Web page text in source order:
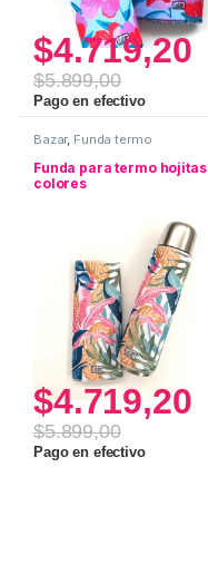
$4.719,20
$5.899,00
Pago en efectivo
Bazar, Funda termo
Funda para termo hojitas
colores
$4.719,20
$5.899,00
Pago en efectivo